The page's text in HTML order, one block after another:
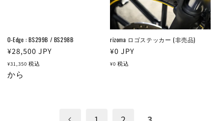
O-Edge : BS299B / BS298B
通
常
価
¥28,500 JPY
¥31,350 税込
から
rizoma ロゴステッカー (非売品)
通
常
¥0 JPY
¥0 税込